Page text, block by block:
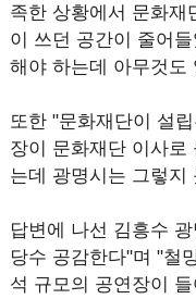
족한 상황에서 문화재
이 쓰던 공간이 줄어
해야 하는데 아무것도
또한 "문화재단이 설
장이 문화재단 이사로
는데 광명시는 그렇지
답변에 나선 김흥수
당수 공감한다"며 "철
석 규모의 공연장이